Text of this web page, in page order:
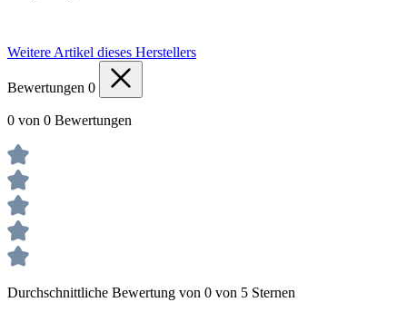
Weitere Artikel dieses Herstellers
Bewertungen 0
0 von 0 Bewertungen
Durchschnittliche Bewertung von 0 von 5 Sternen